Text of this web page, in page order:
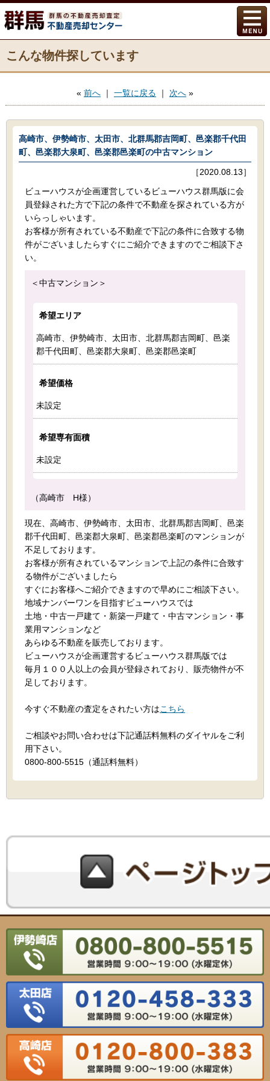
こんな物件探しています
« 前へ ｜ 一覧に戻る ｜ 次へ »
高崎市、伊勢崎市、太田市、北群馬郡吉岡町、邑楽郡千代田
町、邑楽郡大泉町、邑楽郡邑楽町の中古マンション
［2020.08.13］
ビューハウスが企画運営しているビューハウス群馬版に会
員登録された方で下記の条件で不動産を探されている方が
いらっしゃいます。
お客様が所有されている不動産で下記の条件に合致する物
件がございましたらすぐにご紹介できますのでご相談下さ
い。
＜中古マンション＞
希望エリア
高崎市、伊勢崎市、太田市、北群馬郡吉岡町、邑楽
郡千代田町、邑楽郡大泉町、邑楽郡邑楽町
希望価格
未設定
希望専有面積
未設定
（高崎市 H様）
現在、高崎市、伊勢崎市、太田市、北群馬郡吉岡町、邑楽
郡千代田町、邑楽郡大泉町、邑楽郡邑楽町のマンションが
不足しております。
お客様が所有されているマンションで上記の条件に合致す
る物件がございましたら
すぐにお客様へご紹介できますので早めにご相談下さい。
地域ナンバーワンを目指すビューハウスでは
土地・中古一戸建て・新築一戸建て・中古マンション・事
業用マンションなど
あらゆる不動産を販売しております。
ビューハウスが企画運営するビューハウス群馬版では
毎月１００人以上の会員が登録されており、販売物件が不
足しております。
今すぐ不動産の査定をされたい方はこちら
ご相談やお問い合わせは下記通話料無料のダイヤルをご利
用下さい。
0800-800-5515（通話料無料）